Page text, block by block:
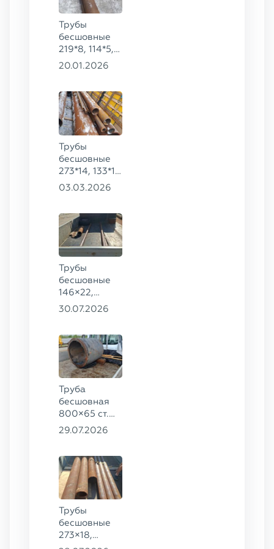
Трубы
бесшовные
219*8, 114*5,
89*5, 57*5,
09Г2С
20.01.2026
Трубы
бесшовные
273*14, 133*12
ГОСТ 8732-
426*16 ГОСТ
8732-78, ст.
09Г2С
03.03.2026
Трубы
бесшовные
146×22,
68×12 ГОСТ
30.07.2026
Труба
бесшовная
800×65 ст.
17ГС
29.07.2026
Трубы
бесшовные
273×18,